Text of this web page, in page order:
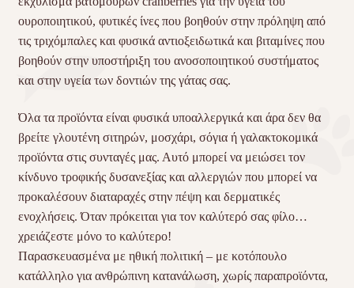
ουροποιητικού, φυτικές ίνες που βοηθούν στην πρόληψη από
τις τριχόμπαλες και φυσικά αντιοξειδωτικά και βιταμίνες που
βοηθούν στην υποστήριξη του ανοσοποιητικού συστήματος
και στην υγεία των δοντιών της γάτας σας.
Όλα τα προϊόντα είναι φυσικά υποαλλεργικά και άρα δεν θα
βρείτε γλουτένη σιτηρών, μοσχάρι, σόγια ή γαλακτοκομικά
προϊόντα στις συνταγές μας. Αυτό μπορεί να μειώσει τον
κίνδυνο τροφικής δυσανεξίας και αλλεργιών που μπορεί να
προκαλέσουν διαταραχές στην πέψη και δερματικές
ενοχλήσεις. Όταν πρόκειται για τον καλύτερό σας φίλο…
χρειάζεστε μόνο το καλύτερο!
Παρασκευασμένα με ηθική πολιτική – με κοτόπουλο
κατάλληλο για ανθρώπινη κατανάλωση, χωρίς παραπροϊόντα,